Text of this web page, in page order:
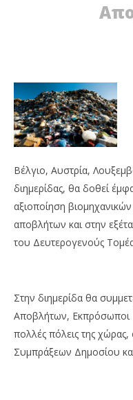
Βέλγιο, Αυστρία,
διημερίδας, θα δοθεί
αξιοποίηση
αποβλήτων και στην
του Δευτερογενούς
Στην διημερίδα θα
Αποβλήτων, Εκπρόσωποι
πολλές πόλεις της
Συμπράξεων Δημοσίου